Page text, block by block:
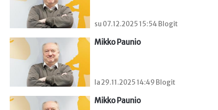
su 07.12.2025 15:54 Blogit
Mikko Paunio
la 29.11.2025 14:49 Blogit
Mikko Paunio